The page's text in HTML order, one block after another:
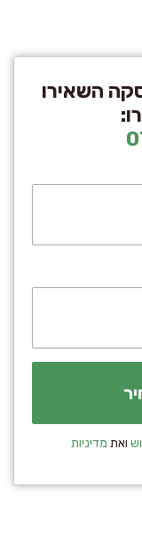
השאירו
ואת מדיניות